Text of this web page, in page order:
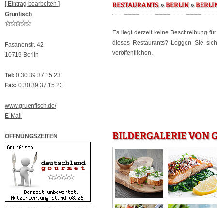
[ Eintrag bearbeiten ]
Grünfisch
Fasanenstr. 42
10719 Berlin
Tel: 0 30 39 37 15 23
Fax: 0 30 39 37 15 23
www.gruenfisch.de/
E-Mail
ÖFFNUNGSZEITEN
RESTAURANTS»BERLIN»
Es liegt derzeit keine Beschreibung
dieses Restaurants? Loggen Sie
veröffentlichen.
BILDERGALERIE VON